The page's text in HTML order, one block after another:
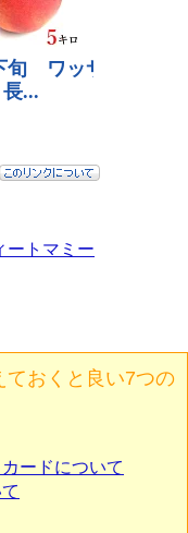
ートマミー
ておくと良い7つの
ードについて